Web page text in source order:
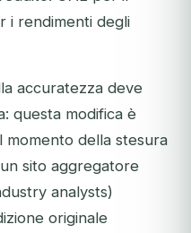
i rendimenti degli
accuratezza deve
questa modifica è
momento della stesura
sito aggregatore
analysts)
originale